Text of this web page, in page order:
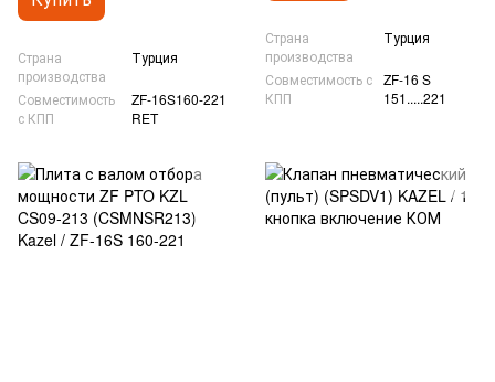
Страна
производства
Турция
Совместимость
с КПП
ZF-16S160-221
RET
Страна
производства
Турция
Совместимость с
КПП
ZF-16 S
151.....221